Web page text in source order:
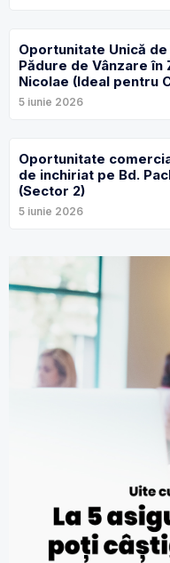
Oportunitate Unică
Pădure de Vânzare în
Nicolae (Ideal pentru
5 iunie 2026
Oportunitate
de inchiriat pe Bd.
(Sector 2)
5 iunie 2026